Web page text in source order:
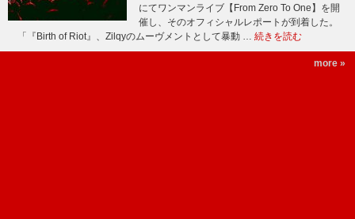
にてワンマンライブ【From Zero To One】を開
催し、そのオフィシャルレポートが到着した。
「『Birth of Riot』、Zilqyのムーヴメントとして暴動 … 続きを読む
more »